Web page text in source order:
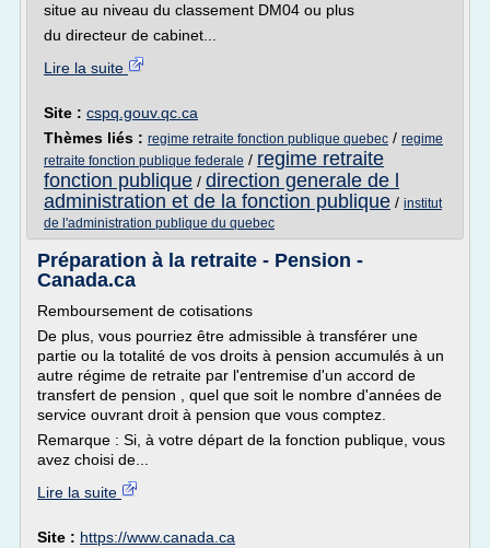
situe au niveau du classement DM04 ou plus
du directeur de cabinet...
Lire la suite
Site : cspq.gouv.qc.ca
Thèmes liés : regime retraite fonction publique quebec / regime
retraite fonction publique federale / regime retraite
fonction publique / direction generale de l
administration et de la fonction publique / institut
de l'administration publique du quebec
Préparation à la retraite - Pension -
Canada.ca
Remboursement de cotisations
De plus, vous pourriez être admissible à transférer une
partie ou la totalité de vos droits à pension accumulés à un
autre régime de retraite par l'entremise d'un accord de
transfert de pension , quel que soit le nombre d'années de
service ouvrant droit à pension que vous comptez.
Remarque : Si, à votre départ de la fonction publique, vous
avez choisi de...
Lire la suite
Site : https://www.canada.ca